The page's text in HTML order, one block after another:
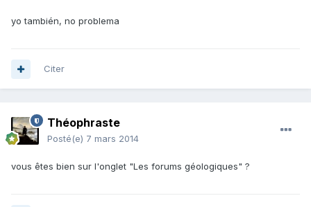
yo también, no problema
Citer
Théophraste
Posté(e) 7 mars 2014
vous êtes bien sur l'onglet "Les forums géologiques" ?